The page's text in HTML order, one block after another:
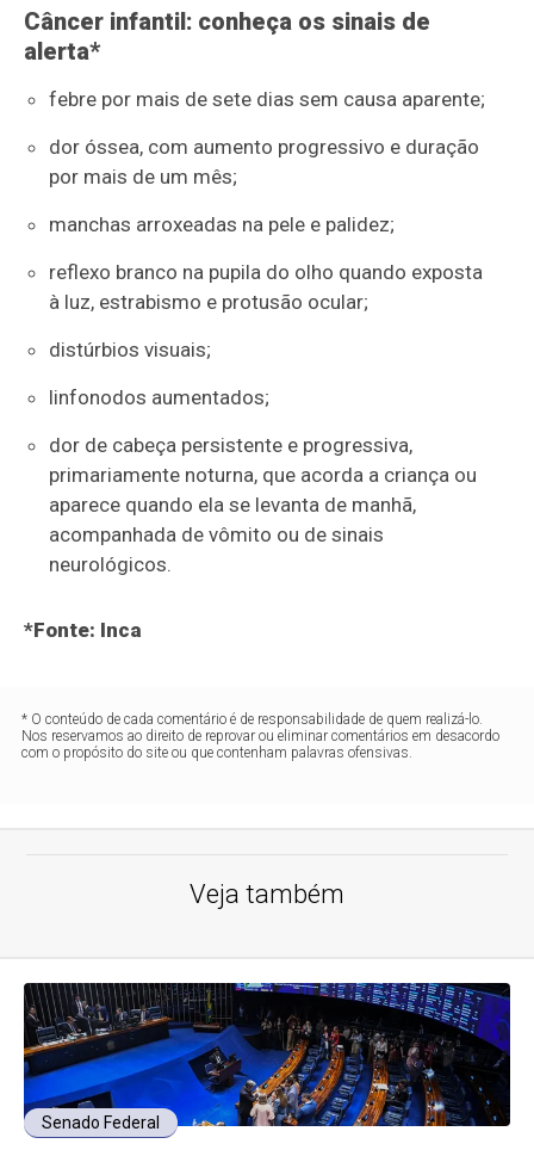
Câncer infantil: conheça os sinais de
alerta*
febre por mais de sete dias sem causa aparente;
dor óssea, com aumento progressivo e duração
por mais de um mês;
manchas arroxeadas na pele e palidez;
reflexo branco na pupila do olho quando exposta
à luz, estrabismo e protusão ocular;
distúrbios visuais;
linfonodos aumentados;
dor de cabeça persistente e progressiva,
primariamente noturna, que acorda a criança ou
aparece quando ela se levanta de manhã,
acompanhada de vômito ou de sinais
neurológicos.
*Fonte: Inca
* O conteúdo de cada comentário é de responsabilidade de quem realizá-lo.
Nos reservamos ao direito de reprovar ou eliminar comentários em desacordo
com o propósito do site ou que contenham palavras ofensivas.
Veja também
Senado Federal